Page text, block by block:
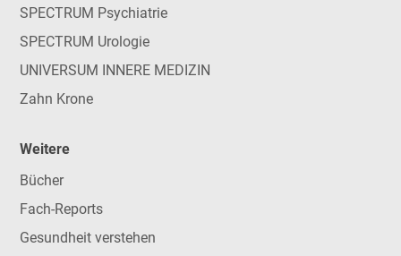
SPECTRUM Psychiatrie
SPECTRUM Urologie
UNIVERSUM INNERE MEDIZIN
Zahn Krone
Weitere
Bücher
Fach-Reports
Gesundheit verstehen